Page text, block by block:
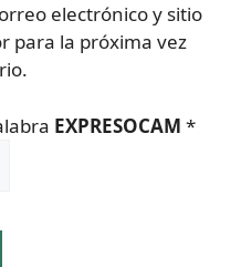
electrónico y sitio
para la próxima vez
EXPRESOCAM *